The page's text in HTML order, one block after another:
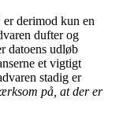
er derimod kun en
dufter og
datoens udløb
et vigtigt
stadig er
på, at der er